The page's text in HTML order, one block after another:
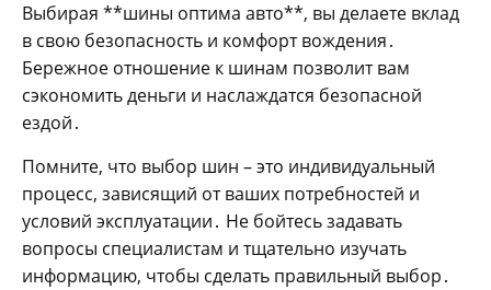
Выбирая **шины оптима авто**‚ вы делаете вклад
в свою безопасность и комфорт вождения․
Бережное отношение к шинам позволит вам
сэкономить деньги и наслаждатся безопасной
ездой․
Помните‚ что выбор шин – это индивидуальный
процесс‚ зависящий от ваших потребностей и
условий эксплуатации․ Не бойтесь задавать
вопросы специалистам и тщательно изучать
информацию‚ чтобы сделать правильный выбор․